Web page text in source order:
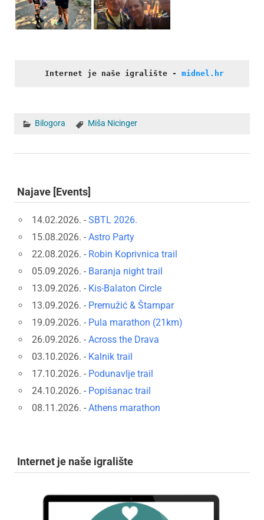
Internet je naše igralište - midnel.hr
Bilogora Miša Nicinger
Najave [Events]
14.02.2026. - SBTL 2026.
15.08.2026. - Astro Party
22.08.2026. - Robin Koprivnica trail
05.09.2026. - Baranja night trail
13.09.2026. - Kis-Balaton Circle
13.09.2026. - Premužić & Štampar
19.09.2026. - Pula marathon (21km)
26.09.2026. - Across the Drava
03.10.2026. - Kalnik trail
17.10.2026. - Podunavlje trail
24.10.2026. - Popišanac trail
08.11.2026. - Athens marathon
Internet je naše igralište